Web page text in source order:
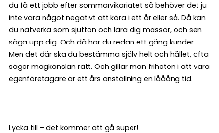
du få ett jobb efter sommarvikariatet så behöver det ju
inte vara något negativt att köra i ett år eller så. Då kan
du nätverka som sjutton och lära dig massor, och sen
säga upp dig. Och då har du redan ett gäng kunder.
Men det där ska du bestämma själv helt och hållet, ofta
säger magkänslan rätt. Och gillar man friheten i att vara
egenföretagare är ett års anställning en lååång tid.
Lycka till – det kommer att gå super!